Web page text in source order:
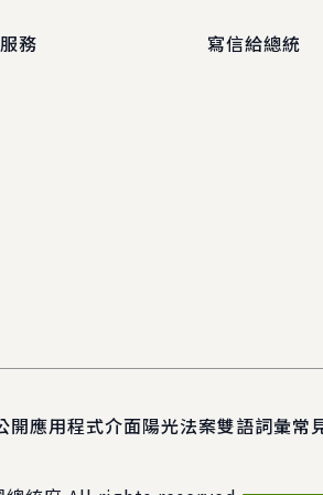
務 寫信給總統
開應用程式介面陽光法案雙語詞彙常